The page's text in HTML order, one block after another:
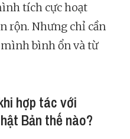
tích cực hoạt
rộn. Nhưng chỉ cần
mình bình ổn và từ
hợp tác với
Bản thế nào?